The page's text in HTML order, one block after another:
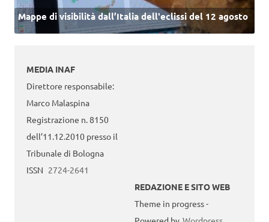
Mappe di visibilità dall’Italia dell'eclissi del 12 agosto
MEDIA INAF
Direttore responsabile:
Marco Malaspina
Registrazione n. 8150
dell’11.12.2010 presso il
Tribunale di Bologna
ISSN 2724-2641
REDAZIONE E SITO WEB
Theme in progress -